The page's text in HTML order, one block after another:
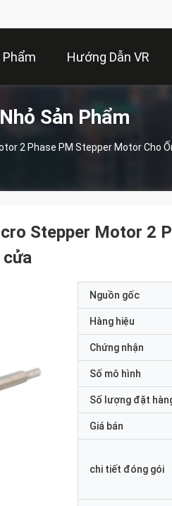
Phẩm Hướng Dẫn VR
Sản Phẩm
2 Phase PM Stepper Motor Cho
Stepper Motor 2
cửa
Nguồn gốc
Hàng hiệu
Chứng nhận
Số mô hình
Số lượng đặt
Giá bán
chi tiết đóng gói